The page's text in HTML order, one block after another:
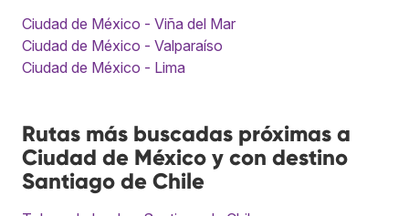
Ciudad de México - Viña del Mar
Ciudad de México - Valparaíso
Ciudad de México - Lima
Rutas más buscadas próximas a
Ciudad de México y con destino
Santiago de Chile